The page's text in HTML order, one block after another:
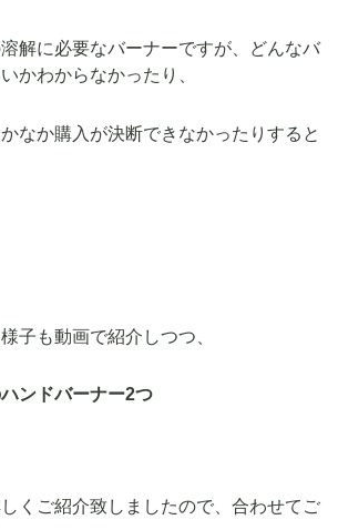
解に必要なバーナーですが、どんなバ
かわからなかったり、
なか購入が決断できなかったりすると
子も動画で紹介しつつ、
ンドバーナー2つ
くご紹介致しましたので、合わせてご